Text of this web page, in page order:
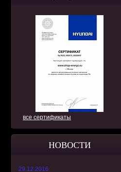
все сертификаты
НОВОСТИ
29.12.2016